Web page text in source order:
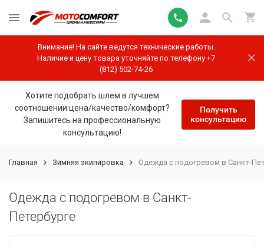
Внимание! На сайте ведутся технические работы.
Наличие и цену товара уточняйте по телефону +7
(812) 502-74-26
Хотите подобрать шлем в лучшем
соотношении цена/качество/комфорт?
Запишитесь на профессиональную
консультацию!
Получить
консультацию
Главная Зимняя экипировка Одежда с подогревом в Санкт-
Одежда с подогревом в Санкт-
Петербурге